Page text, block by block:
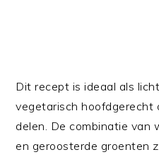
Dit recept is ideaal als
vegetarisch hoofdgerecht
delen. De combinatie van
en geroosterde groenten